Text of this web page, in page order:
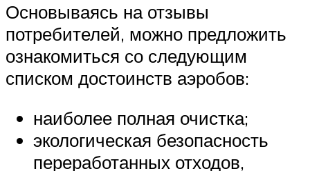
Основываясь на отзывы
потребителей, можно предложить
ознакомиться со следующим
списком достоинств аэробов:
наиболее полная очистка;
экологическая безопасность
переработанных отходов,